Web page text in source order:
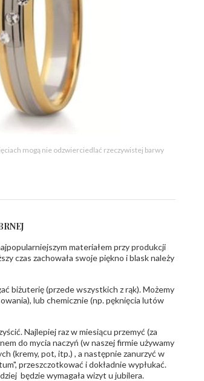
mogą nie odzwierciedlać rzeczywistej barwy
materiałem przy produkcji
czas zachowała swoje piękno i blask należy
biżuterię (przede wszystkich z rąk). Możemy
lub chemicznie (np. pęknięcia lutów
Najlepiej raz w miesiącu przemyć (za
do mycia naczyń (w naszej firmie używamy
(kremy, pot, itp.) , a następnie zanurzyć w
przeszczotkować i dokładnie wypłukać.
będzie wymagała wizyt u jubilera.